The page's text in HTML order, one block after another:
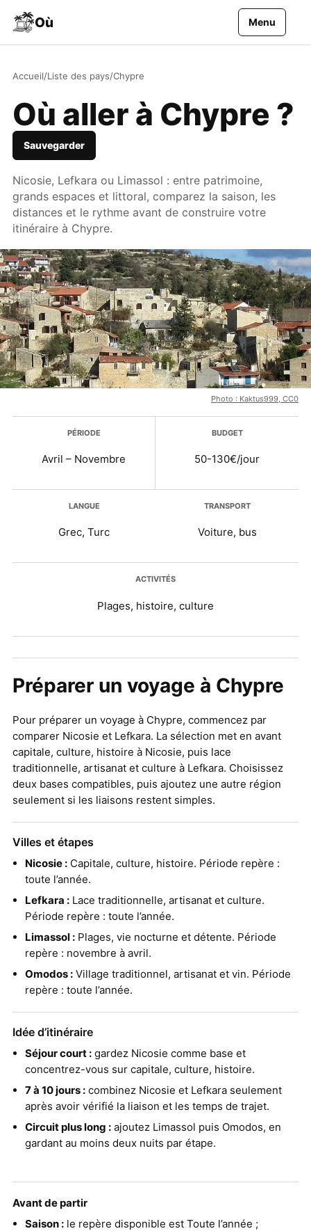
Où Menu
Accueil/Liste des pays/Chypre
Où aller à Chypre ?
Sauvegarder
Nicosie, Lefkara ou Limassol : entre patrimoine,
grands espaces et littoral, comparez la saison, les
distances et le rythme avant de construire votre
itinéraire à Chypre.
Photo : Kaktus999, CC0
Plus d’infos
PÉRIODE
Avril – Novembre
BUDGET
50-130€/jour
LANGUE
Grec, Turc
TRANSPORT
Voiture, bus
ACTIVITÉS
Plages, histoire, culture
Préparer un voyage à Chypre
Pour préparer un voyage à Chypre, commencez par
comparer Nicosie et Lefkara. La sélection met en avant
capitale, culture, histoire à Nicosie, puis lace
traditionnelle, artisanat et culture à Lefkara. Choisissez
deux bases compatibles, puis ajoutez une autre région
seulement si les liaisons restent simples.
Villes et étapes
Nicosie :Capitale, culture, histoire. Période repère :
toute l’année.
Lefkara :Lace traditionnelle, artisanat et culture.
Période repère : toute l’année.
Limassol :Plages, vie nocturne et détente. Période
repère : novembre à avril.
Omodos :Village traditionnel, artisanat et vin. Période
repère : toute l’année.
Idée d’itinéraire
Séjour court :gardez Nicosie comme base et
concentrez-vous sur capitale, culture, histoire.
7 à 10 jours :combinez Nicosie et Lefkara seulement
après avoir vérifié la liaison et les temps de trajet.
Circuit plus long :ajoutez Limassol puis Omodos, en
gardant au moins deux nuits par étape.
Avant de partir
Saison : le repère disponible est Toute l’année ;